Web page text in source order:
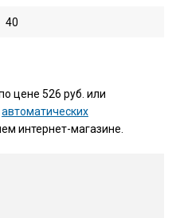
40
цене 526 руб. или
автоматических
интернет-магазине.